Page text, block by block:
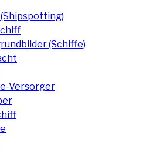
(Schiffe)
Versorger